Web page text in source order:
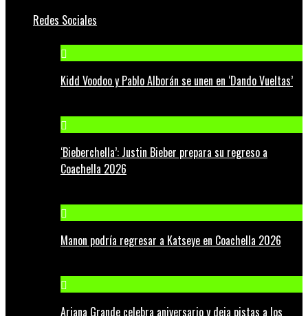
Redes Sociales
Kidd Voodoo y Pablo Alborán se unen en ‘Dando Vueltas’
‘Bieberchella’: Justin Bieber prepara su regreso a
Coachella 2026
Manon podría regresar a Katseye en Coachella 2026
Ariana Grande celebra aniversario y deja pistas a los